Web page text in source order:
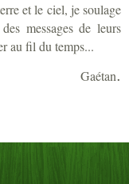
et le ciel, je soulage
messages de leurs
au fil du temps...
Gaétan.